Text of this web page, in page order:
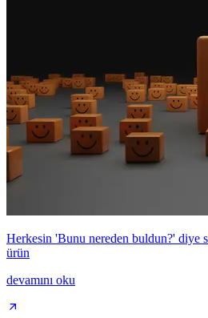
Herkesin 'Bunu nereden buldun?' diye
ürün
devamını oku